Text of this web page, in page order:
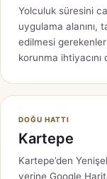
Yolculuk süresini
uygulama alanını,
edilmesi
korunma ihtiyacını
DOĞU HATTI
Kartepe
Kartepe’den
yerine Google